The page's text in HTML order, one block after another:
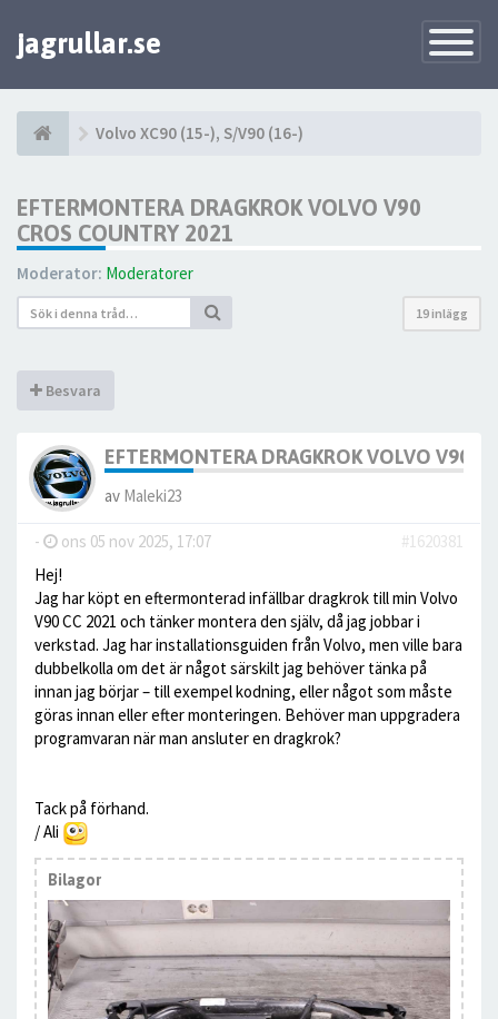
Toggle
jagrullar.se
Volvo XC90 (15-), S/V90 (16-)
EFTERMONTERA DRAGKROK VOLVO V90
CROS COUNTRY 2021
Moderator: Moderatorer
19 inlägg
Besvara
EFTERMONTERA DRAGKROK VOLVO V90
av Maleki23
- ons 05 nov 2025, 17:07
#1620381
Hej!
Jag har köpt en eftermonterad infällbar dragkrok till min Volvo
V90 CC 2021 och tänker montera den själv, då jag jobbar i
verkstad. Jag har installationsguiden från Volvo, men ville bara
dubbelkolla om det är något särskilt jag behöver tänka på
innan jag börjar – till exempel kodning, eller något som måste
göras innan eller efter monteringen. Behöver man uppgradera
programvaran när man ansluter en dragkrok?
Tack på förhand.
/ Ali
Bilagor